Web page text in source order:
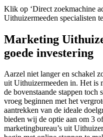
Klik op ‘Direct zoekmachine
Uithuizermeeden specialisten
Marketing
goede investering
Aarzel niet langer en schakel
uit Uithuizermeeden in. Het is
de bovenstaande stappen toch
vroeg beginnen met het
aantrekken van de ideale
bieden wij de optie aan om 3
marketingbureau’s uit